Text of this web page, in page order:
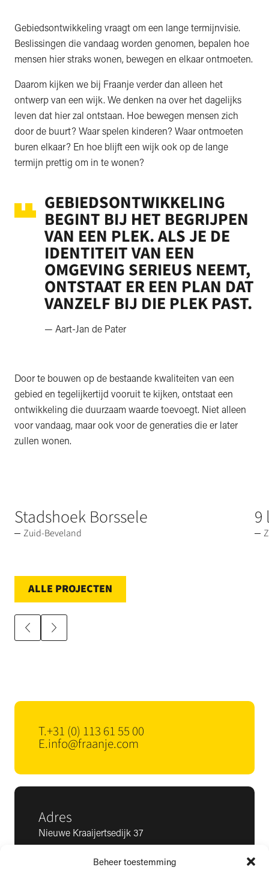
Beheer toestemming
Gebiedsontwikkeling vraagt om een lange termijnvisie.
Beslissingen die vandaag worden genomen, bepalen hoe
mensen hier straks wonen, bewegen en elkaar ontmoeten.
Daarom kijken we bij Fraanje verder dan alleen het
ontwerp van een wijk. We denken na over het dagelijks
leven dat hier zal ontstaan. Hoe bewegen mensen zich
door de buurt? Waar spelen kinderen? Waar ontmoeten
buren elkaar? En hoe blijft een wijk ook op de lange
termijn prettig om in te wonen?
GEBIEDSONTWIKKELING
BEGINT BIJ HET BEGRIJPEN
VAN EEN PLEK. ALS JE DE
IDENTITEIT VAN EEN
OMGEVING SERIEUS NEEMT,
ONTSTAAT ER EEN PLAN DAT
VANZELF BIJ DIE PLEK PAST.
— Aart-Jan de Pater
Door te bouwen op de bestaande kwaliteiten van een
gebied en tegelijkertijd vooruit te kijken, ontstaat een
ontwikkeling die duurzaam waarde toevoegt. Niet alleen
voor vandaag, maar ook voor de generaties die er later
zullen wonen.
Stadshoek Borssele
Zuid-Beveland
9
ALLE PROJECTEN
T.+31 (0) 113 61 55 00
E.info@fraanje.com
Adres
Nieuwe Kraaijertsedijk 37
4458 NK ’s-Heer Arendskerke